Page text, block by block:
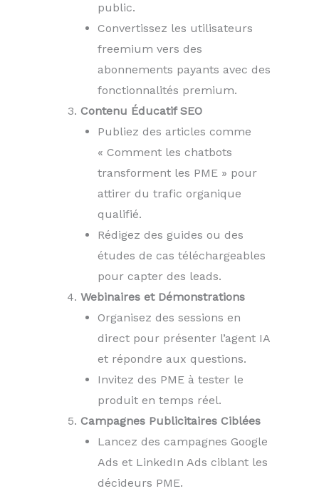
public.
Convertissez les utilisateurs
freemium vers des
abonnements payants avec des
fonctionnalités premium.
Contenu Éducatif SEO
Publiez des articles comme
« Comment les chatbots
transforment les PME » pour
attirer du trafic organique
qualifié.
Rédigez des guides ou des
études de cas téléchargeables
pour capter des leads.
Webinaires et Démonstrations
Organisez des sessions en
direct pour présenter l’agent IA
et répondre aux questions.
Invitez des PME à tester le
produit en temps réel.
Campagnes Publicitaires Ciblées
Lancez des campagnes Google
Ads et LinkedIn Ads ciblant les
décideurs PME.